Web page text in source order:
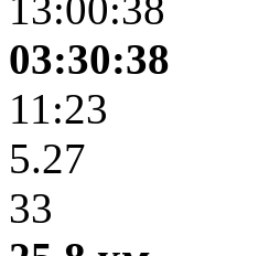
13:00:38
03:30:38
11:23
5.27
33